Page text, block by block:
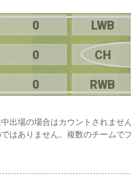
0 LWB
0 CH
0 RWB
出場の場合はカウントされま
はありません。複数のチームで